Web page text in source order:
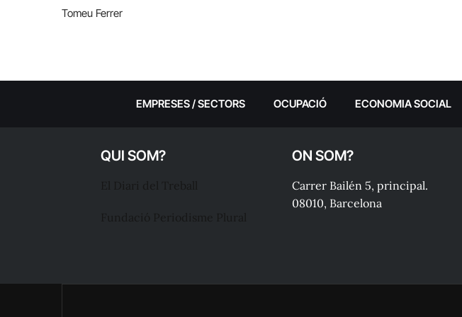
Tomeu Ferrer
EMPRESES / SECTORS OCUPACIÓ ECONOMIA SOCIAL
QUI SOM? ON SOM?
Carrer Bailén 5, principal.
08010, Barcelona